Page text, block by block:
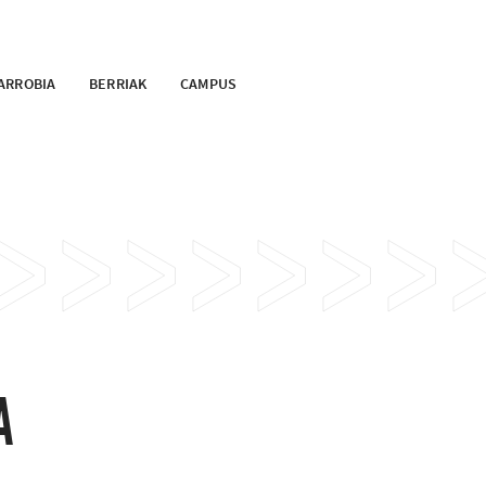
BERRIAK CAMPUS